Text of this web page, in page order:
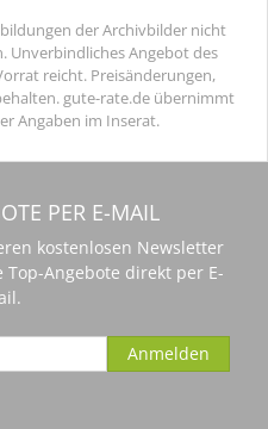
der Archivbilder nicht
Unverbindliches Angebot des
reicht. Preisänderungen,
gute-rate.de übernimmt
Angaben im Inserat.
PER E-MAIL
kostenlosen Newsletter
Angebote direkt per E-